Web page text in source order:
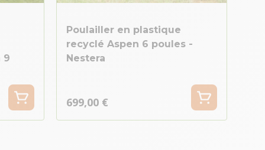
9
Poulailler en plastique
recyclé Aspen 6 poules -
Nestera
699,00 €